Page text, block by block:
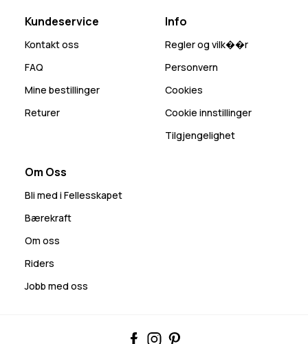
Kundeservice
Kontakt oss
FAQ
Mine bestillinger
Returer
Info
Regler og vilk��r
Personvern
Cookies
Cookie innstillinger
Tilgjengelighet
Om Oss
Bli med i Fellesskapet
Bærekraft
Om oss
Riders
Jobb med oss